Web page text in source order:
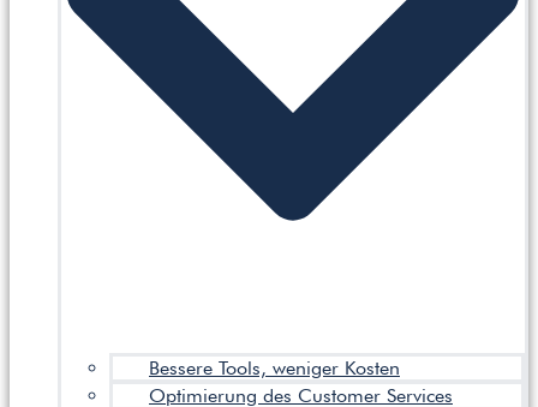
Bessere Tools, weniger Kosten
Optimierung des Customer Services